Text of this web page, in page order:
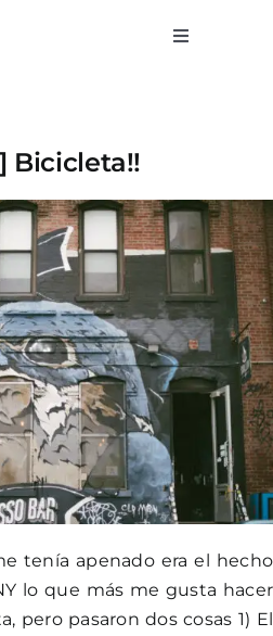
Toggle
Bicicleta!!
tenía apenado era el hecho
lo que más me gusta hacer
pero pasaron dos cosas 1) El